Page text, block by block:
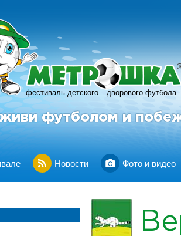
фестиваль детского дворового футбола
R
живи футболом и
Новости Фото и видео